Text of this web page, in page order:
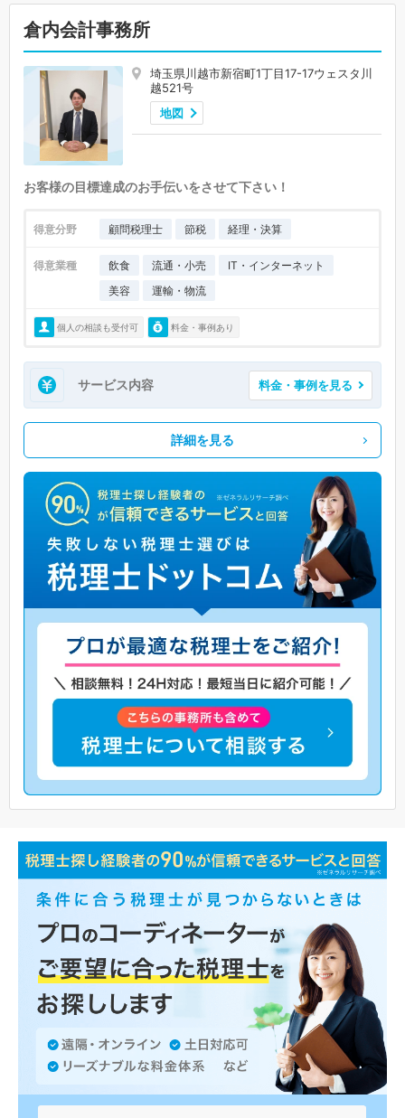
倉内会計事務所
埼玉県川越市新宿町1丁目17-17ウェスタ川
越521号
地図
お客様の目標達成のお手伝いをさせて下さい！
得意分野 顧問税理士 節税 経理・決算
得意業種 飲食 流通・小売
IT・インターネット
美容
運輸・物流
個人の相談も受付可 料金・事例あり
サービス内容 料金・事例を見る
詳細を見る